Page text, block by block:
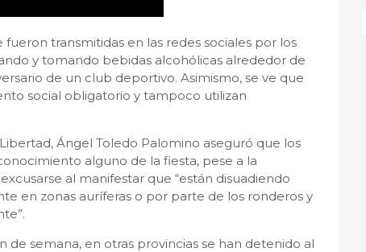
transmitidas en las redes sociales por los
y tomando bebidas alcohólicas alrededor de
de un club deportivo. Asimismo, se ve que
social obligatorio y tampoco utilizan
Ángel Toledo Palomino aseguró que los
alguno de la fiesta, pese a la
al manifestar que “están disuadiendo
en zonas auríferas o por parte de los ronderos y
semana, en otras provincias se han detenido al